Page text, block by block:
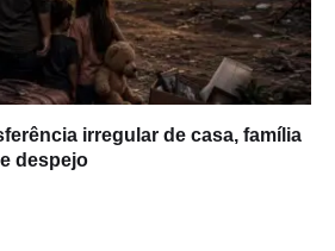
irregular de casa, família
despejo